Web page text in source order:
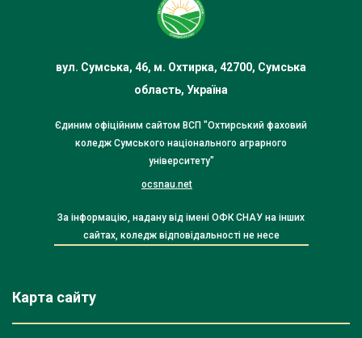
вул. Сумська, 46, м. Охтирка, 42700, Сумська
область, Україна
Єдиним офіційним сайтом ВСП "Охтирський фаховий
коледж Сумського національного аграрного
університету"
ocsnau.net
За інформацію, надану від імені ОФК СНАУ на інших
сайтах, коледж відповідальності не несе
Карта сайту